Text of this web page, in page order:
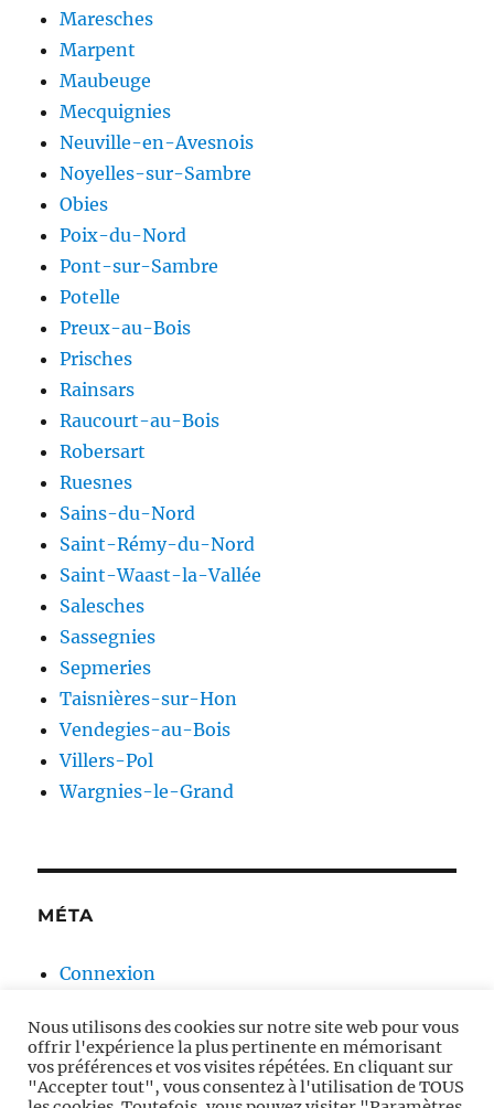
Maresches
Marpent
Maubeuge
Mecquignies
Neuville-en-Avesnois
Noyelles-sur-Sambre
Obies
Poix-du-Nord
Pont-sur-Sambre
Potelle
Preux-au-Bois
Prisches
Rainsars
Raucourt-au-Bois
Robersart
Ruesnes
Sains-du-Nord
Saint-Rémy-du-Nord
Saint-Waast-la-Vallée
Salesches
Sassegnies
Sepmeries
Taisnières-sur-Hon
Vendegies-au-Bois
Villers-Pol
Wargnies-le-Grand
MÉTA
Connexion
Flux des commentaires
Site de WordPress-FR
Nous utilisons des cookies sur notre site web pour vous
offrir l'expérience la plus pertinente en mémorisant
vos préférences et vos visites répétées. En cliquant sur
"Accepter tout", vous consentez à l'utilisation de TOUS